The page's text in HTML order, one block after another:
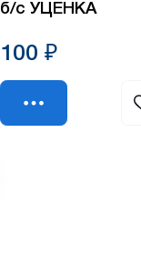
б/с УЦЕНКА
100 ₽